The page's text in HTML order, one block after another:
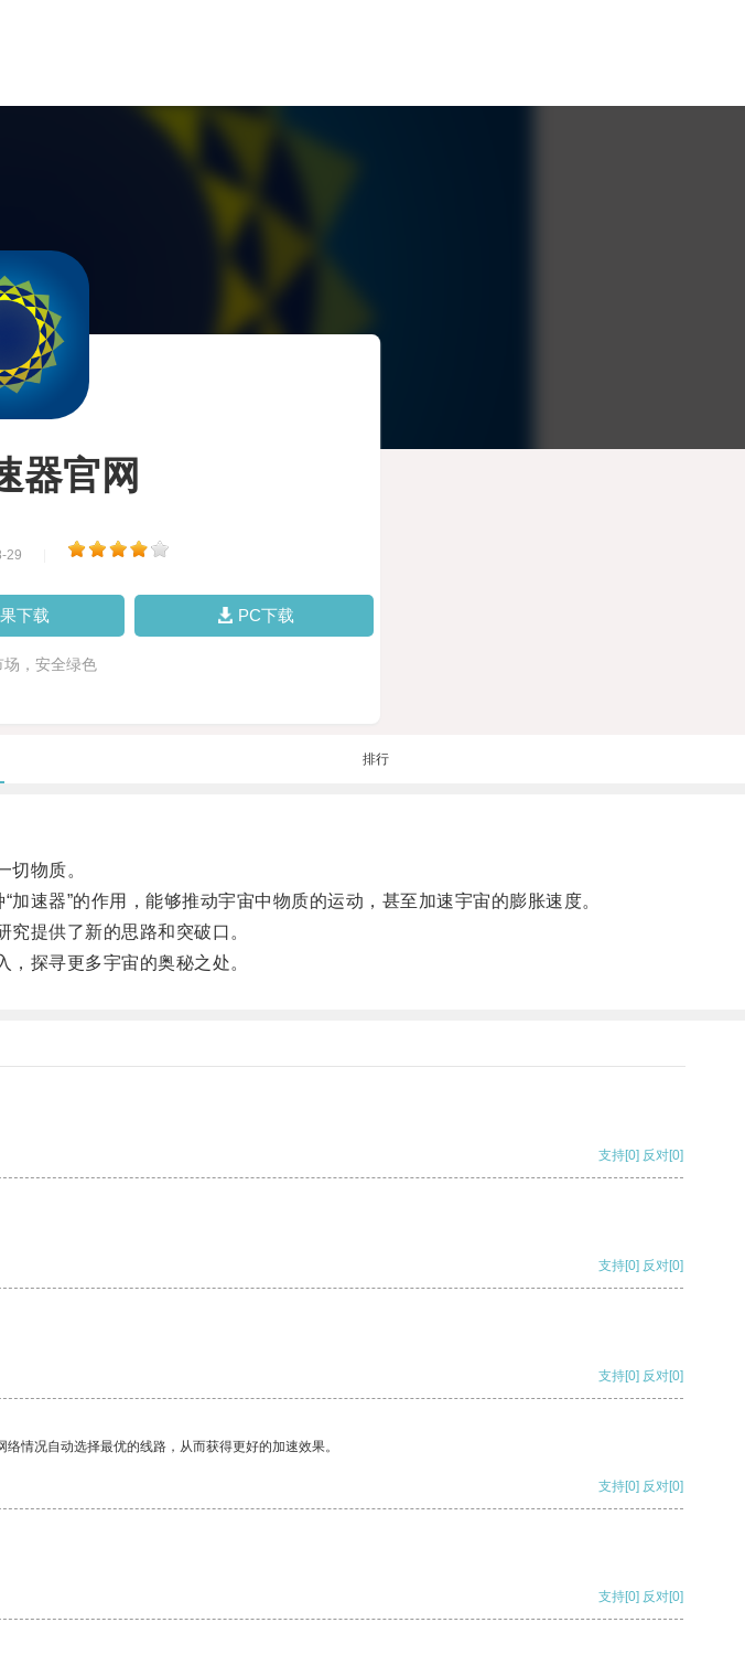
器官网
29
下载 PC下载
场，安全绿色
排行
物质。
速器”的作用，能够推动宇宙中物质的运动，甚至加速宇宙的膨胀速度。
提供了新的思路和突破口。
探寻更多宇宙的奥秘之处。
支持[0] 反对[0]
支持[0] 反对[0]
支持[0] 反对[0]
情况自动选择最优的线路，从而获得更好的加速效果。
支持[0] 反对[0]
支持[0] 反对[0]